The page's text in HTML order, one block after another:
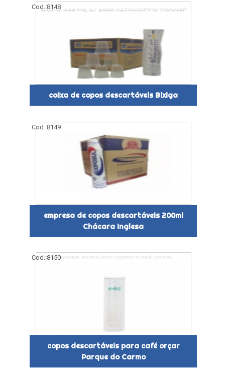
Cod.:8148
caixa de copos descartáveis Bixiga
Cod.:8149
empresa de copos descartáveis 200ml
Chácara Inglesa
Cod.:8150
copos descartáveis para café orçar
Parque do Carmo